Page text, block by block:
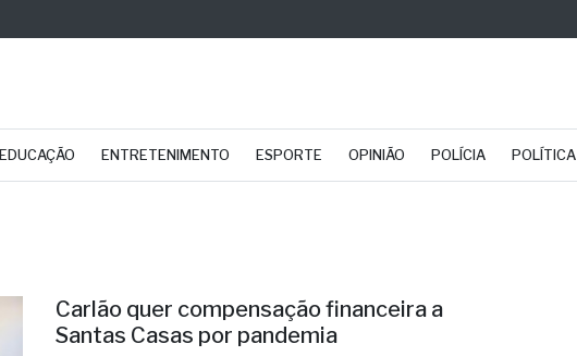
EDUCAÇÃO ENTRETENIMENTO ESPORTE OPINIÃO POLÍCIA POLÍTICA
Carlão quer compensação financeira a
Santas Casas por pandemia